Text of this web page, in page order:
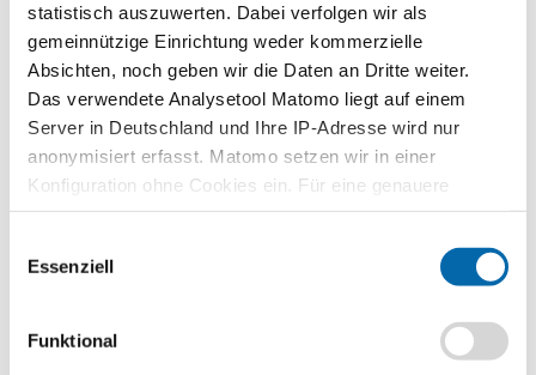
statistisch auszuwerten. Dabei verfolgen wir als
gemeinnützige Einrichtung weder kommerzielle
Absichten, noch geben wir die Daten an Dritte weiter.
Das verwendete Analysetool Matomo liegt auf einem
Server in Deutschland und Ihre IP-Adresse wird nur
anonymisiert erfasst. Matomo setzen wir in einer
Konfiguration ohne Cookies ein. Für eine genauere
Analyse bitte wir Sie, auch den optional wählbaren
Essenziell
Funktional
Stufe
Sekundarstufe II
Vorwissen
Grundprinzipien der sozialen Marktwirtschaft
Kompetenzen
stellen die grundgesetzlichen Grundlagen des Sozialstaats
und der sozialen Sicherung dar.
erläutern und beurteilen „das Soziale“ der Sozialen